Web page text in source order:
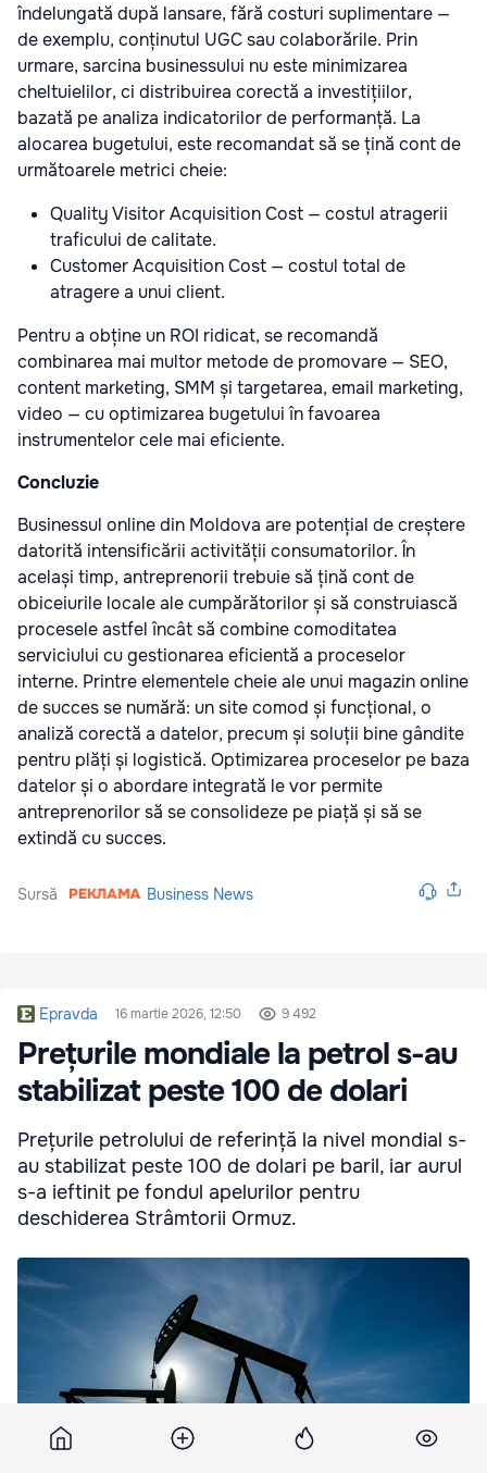
îndelungată după lansare, fără costuri suplimentare —
de exemplu, conținutul UGC sau colaborările. Prin
urmare, sarcina businessului nu este minimizarea
cheltuielilor, ci distribuirea corectă a investițiilor,
bazată pe analiza indicatorilor de performanță. La
alocarea bugetului, este recomandat să se țină cont de
următoarele metrici cheie:
Quality Visitor Acquisition Cost — costul atragerii
traficului de calitate.
Customer Acquisition Cost — costul total de
atragere a unui client.
Pentru a obține un ROI ridicat, se recomandă
combinarea mai multor metode de promovare — SEO,
content marketing, SMM și targetarea, email marketing,
video — cu optimizarea bugetului în favoarea
instrumentelor cele mai eficiente.
Concluzie
Businessul online din Moldova are potențial de creștere
datorită intensificării activității consumatorilor. În
același timp, antreprenorii trebuie să țină cont de
obiceiurile locale ale cumpărătorilor și să construiască
procesele astfel încât să combine comoditatea
serviciului cu gestionarea eficientă a proceselor
interne. Printre elementele cheie ale unui magazin online
de succes se numără: un site comod și funcțional, o
analiză corectă a datelor, precum și soluții bine gândite
pentru plăți și logistică. Optimizarea proceselor pe baza
datelor și o abordare integrată le vor permite
antreprenorilor să se consolideze pe piață și să se
extindă cu succes.
Sursă Business News
Epravda 16 martie 2026, 12:50 9 492
Prețurile mondiale la petrol s-au
stabilizat peste 100 de dolari
Prețurile petrolului de referință la nivel mondial s-
au stabilizat peste 100 de dolari pe baril, iar aurul
s-a ieftinit pe fondul apelurilor pentru
deschiderea Strâmtorii Ormuz.